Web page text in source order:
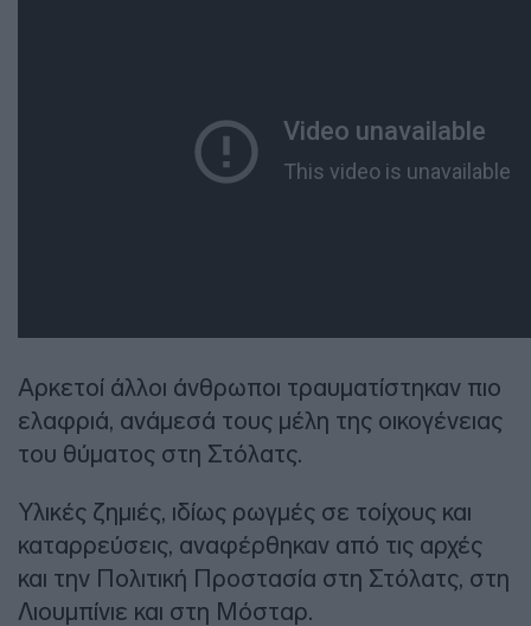
Αρκετοί άλλοι άνθρωποι τραυματίστηκαν πιο
ελαφριά, ανάμεσά τους μέλη της οικογένειας
του θύματος στη Στόλατς.
Υλικές ζημιές, ιδίως ρωγμές σε τοίχους και
καταρρεύσεις, αναφέρθηκαν από τις αρχές
και την Πολιτική Προστασία στη Στόλατς, στη
Λιουμπίνιε και στη Μόσταρ.